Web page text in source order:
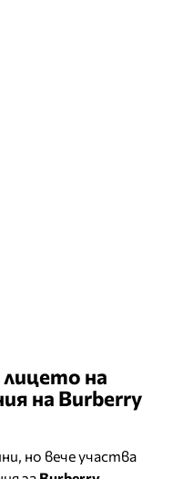
на
на Burberry
но вече участва